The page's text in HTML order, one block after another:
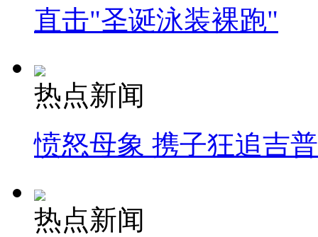
直击"圣诞泳装裸跑"
热点新闻
愤怒母象 携子狂追吉
热点新闻